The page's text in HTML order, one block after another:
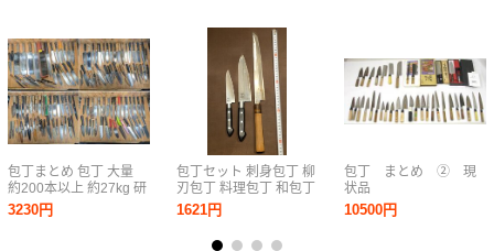
包丁まとめ 包丁 大量
約200本以上 約27kg 研
ぎマニア 刃物 和包丁
用包丁 牛刀 まとめ 処
3230円
包丁セット 刺身包丁 柳
刃包丁 料理包丁 和包丁
調理器具 切付包丁 先丸
柳刃 ペティ 三徳 刃物
1621円
包丁 まとめ ② 現
状品
10500円